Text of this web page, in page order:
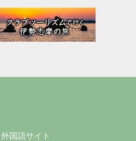
外国語サイト